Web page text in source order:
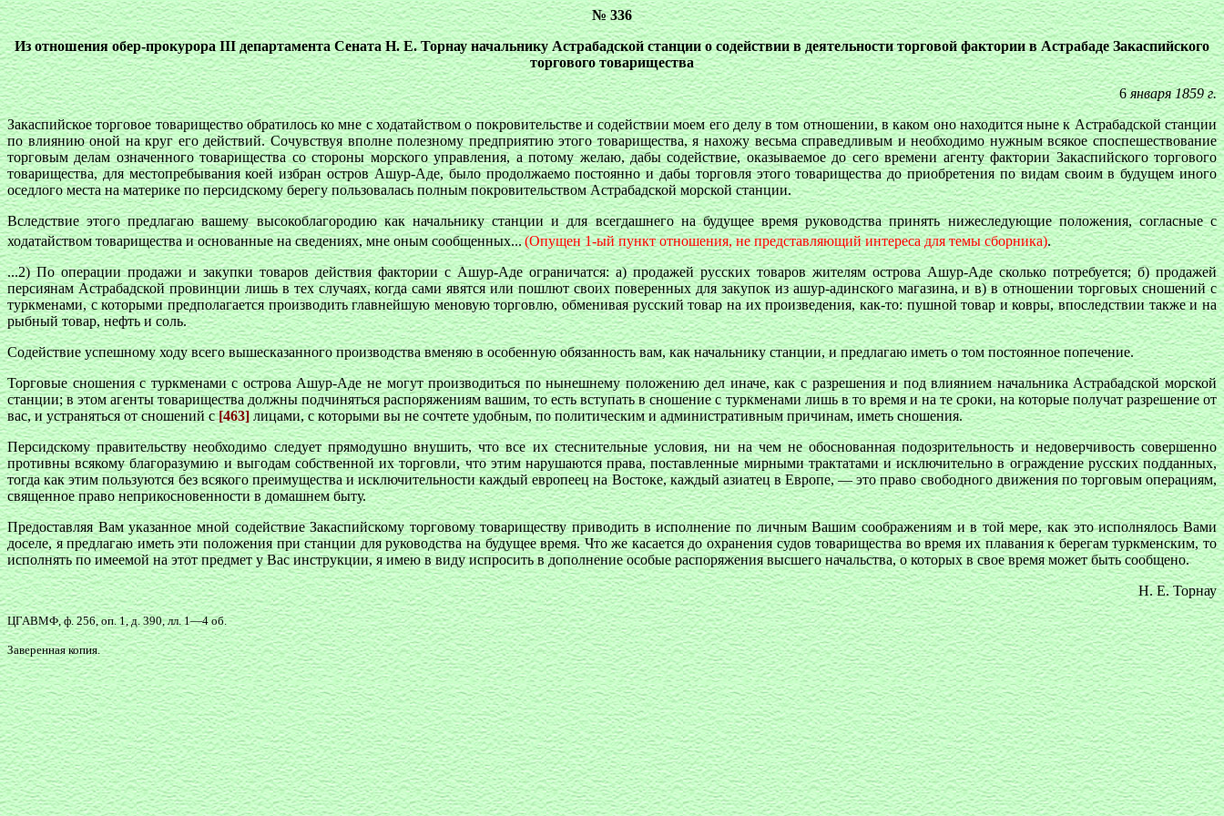
№ 336
Из отношения обер-прокурора III департамента Сената Н. Е. Торнау начальнику Астрабадской станции о содействии в деятельности торговой фактории в Астрабаде Закаспийского
торгового товарищества
6января 1859 г.
Закаспийское торговое товарищество обратилось ко мне с ходатайством о покровительстве и содействии моем его делу в том отношении, в каком оно находится ныне к Астрабадской станции
по влиянию оной на круг его действий. Сочувствуя вполне полезному предприятию этого товарищества, я нахожу весьма справедливым и необходимо нужным всякое споспешествование
торговым делам означенного товарищества со стороны морского управления, а потому желаю, дабы содействие, оказываемое до сего времени агенту фактории Закаспийского торгового
товарищества, для местопребывания коей избран остров Ашур-Аде, было продолжаемо постоянно и дабы торговля этого товарищества до приобретения по видам своим в будущем иного
оседлого места на материке по персидскому берегу пользовалась полным покровительством Астрабадской морской станции.
Вследствие этого предлагаю вашему высокоблагородию как начальнику станции и для всегдашнего на будущее время руководства принять нижеследующие положения, согласные с
ходатайством товарищества и основанные на сведениях, мне оным сообщенных...(Опущен 1-ый пункт отношения, не представляющий интереса для темы сборника).
...2) По операции продажи и закупки товаров действия фактории с Ашур-Аде ограничатся: а) продажей русских товаров жителям острова Ашур-Аде сколько потребуется; б) продажей
персиянам Астрабадской провинции лишь в тех случаях, когда сами явятся или пошлют своих поверенных для закупок из ашур-адинского магазина, и в) в отношении торговых сношений с
туркменами, с которыми предполагается производить главнейшую меновую торговлю, обменивая русский товар на их произведения, как-то: пушной товар и ковры, впоследствии также и на
рыбный товар, нефть и соль.
Содействие успешному ходу всего вышесказанного производства вменяю в особенную обязанность вам, как начальнику станции, и предлагаю иметь о том постоянное попечение.
Торговые сношения с туркменами с острова Ашур-Аде не могут производиться по нынешнему положению дел иначе, как с разрешения и под влиянием начальника Астрабадской морской
станции; в этом агенты товарищества должны подчиняться распоряжениям вашим, то есть вступать в сношение с туркменами лишь в то время и на те сроки, на которые получат разрешение от
вас, и устраняться от сношений с[463] лицами, с которыми вы не сочтете удобным, по политическим и административным причинам, иметь сношения.
Персидскому правительству необходимо следует прямодушно внушить, что все их стеснительные условия, ни на чем не обоснованная подозрительность и недоверчивость совершенно
противны всякому благоразумию и выгодам собственной их торговли, что этим нарушаются права, поставленные мирными трактатами и исключительно в ограждение русских подданных,
тогда как этим пользуются без всякого преимущества и исключительности каждый европеец на Востоке, каждый азиатец в Европе, — это право свободного движения по торговым операциям,
священное право неприкосновенности в домашнем быту.
Предоставляя Вам указанное мной содействие Закаспийскому торговому товариществу приводить в исполнение по личным Вашим соображениям и в той мере, как это исполнялось Вами
доселе, я предлагаю иметь эти положения при станции для руководства на будущее время. Что же касается до охранения судов товарищества во время их плавания к берегам туркменским, то
исполнять по имеемой на этот предмет у Вас инструкции, я имею в виду испросить в дополнение особые распоряжения высшего начальства, о которых в свое время может быть сообщено.
Н. Е. Торнау
ЦГАВМФ, ф. 256, оп. 1, д. 390, лл. 1—4 об.
Заверенная копия.